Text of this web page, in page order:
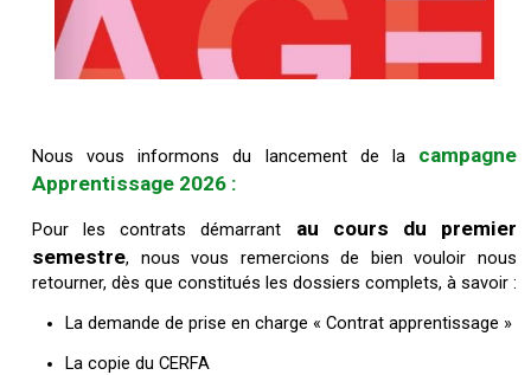
Nous vous informons du lancement de la campagne
Apprentissage 2026 :
Pour les contrats démarrant au cours du premier
semestre,
nous vous remercions de bien vouloir nous
retourner, dès que constitués les dossiers complets, à savoir :
La demande de prise en charge « Contrat apprentissage »
La copie du CERFA